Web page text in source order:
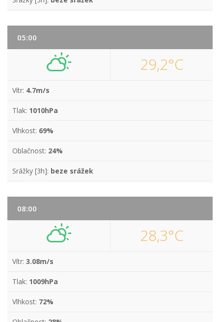
05:00
29,2°C
Vítr: 4.7m/s
Tlak: 1010hPa
Vlhkost: 69%
Oblačnost: 24%
Srážky [3h]: beze srážek
08:00
28,3°C
Vítr: 3.08m/s
Tlak: 1009hPa
Vlhkost: 72%